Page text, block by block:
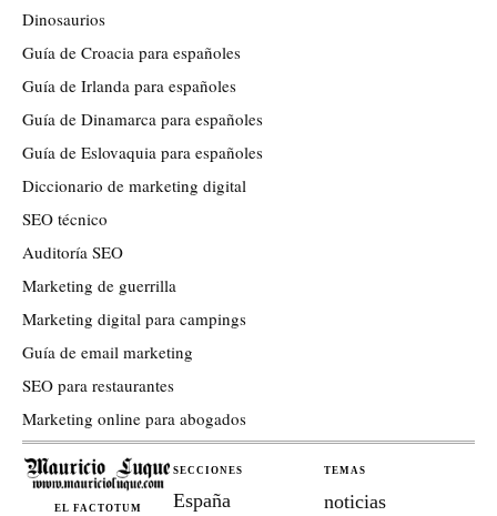
Dinosaurios
Guía de Croacia para españoles
Guía de Irlanda para españoles
Guía de Dinamarca para españoles
Guía de Eslovaquia para españoles
Diccionario de marketing digital
SEO técnico
Auditoría SEO
Marketing de guerrilla
Marketing digital para campings
Guía de email marketing
SEO para restaurantes
Marketing online para abogados
EL FACTOTUM
SECCIONES
España
TEMAS
noticias